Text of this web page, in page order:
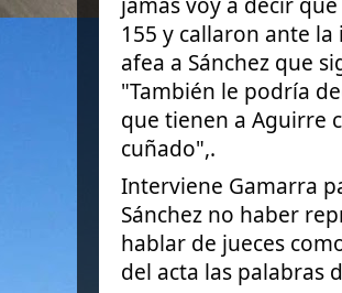
155 y callaron ante
afea a Sánchez que
"También le podría
que tienen a Aguirre
cuñado",.
Interviene Gamarra
Sánchez no haber
hablar de jueces
del acta las palabras